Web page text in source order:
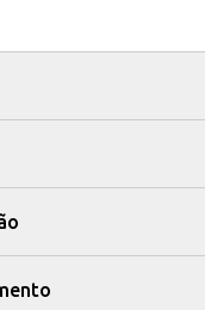
escolares e lanches
como acompanhamento
é uma escolha